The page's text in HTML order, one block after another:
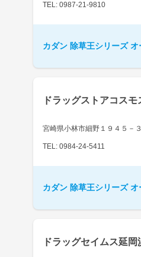
TEL: 0987-21-9810
カダン 除草王シリーズ
ドラッグストアコスモ
宮崎県小林市細野１９４５－３
TEL: 0984-24-5411
カダン 除草王シリーズ
ドラッグセイムス延岡